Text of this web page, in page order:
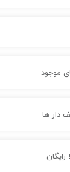
موجود
دار ها
رایگان